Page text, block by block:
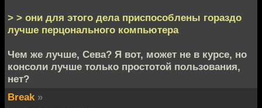
> > они для этого дела приспособлены гораздо
лучше перцонального компьютера
Чем же лучше, Сева? Я вот, может не в курсе, но
консоли лучше только простотой пользования,
нет?
Break »